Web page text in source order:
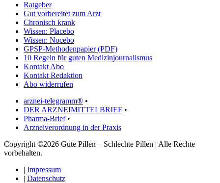
Ratgeber
Gut vorbereitet zum Arzt
Chronisch krank
Wissen: Placebo
Wissen: Nocebo
GPSP-Methodenpapier (PDF)
10 Regeln für guten Medizinjournalismus
Kontakt Abo
Kontakt Redaktion
Abo widerrufen
arznei-telegramm® •
DER ARZNEIMITTELBRIEF •
Pharma-Brief•
Arzneiverordnung in der Praxis
Copyright ©2026 Gute Pillen – Schlechte Pillen | Alle Rechte
vorbehalten.
| Impressum
| Datenschutz